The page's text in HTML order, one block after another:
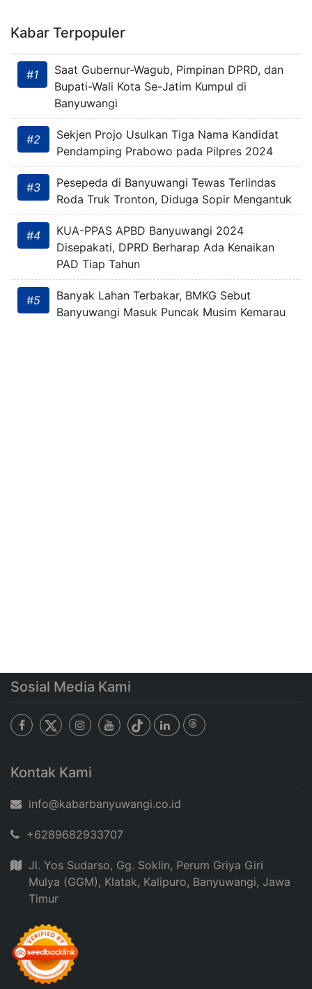
Kabar Terpopuler
#1
Saat Gubernur-Wagub, Pimpinan DPRD, dan
Bupati-Wali Kota Se-Jatim Kumpul di
Banyuwangi
#2
Sekjen Projo Usulkan Tiga Nama Kandidat
Pendamping Prabowo pada Pilpres 2024
#3
Pesepeda di Banyuwangi Tewas Terlindas
Roda Truk Tronton, Diduga Sopir Mengantuk
#4
KUA-PPAS APBD Banyuwangi 2024
Disepakati, DPRD Berharap Ada Kenaikan
PAD Tiap Tahun
#5
Banyak Lahan Terbakar, BMKG Sebut
Banyuwangi Masuk Puncak Musim Kemarau
Sosial Media Kami
Kontak Kami
info@kabarbanyuwangi.co.id
+6289682933707
Jl. Yos Sudarso, Gg. Soklin, Perum Griya Giri
Mulya (GGM), Klatak, Kalipuro, Banyuwangi, Jawa
Timur